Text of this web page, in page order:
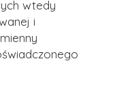
wtedy
i